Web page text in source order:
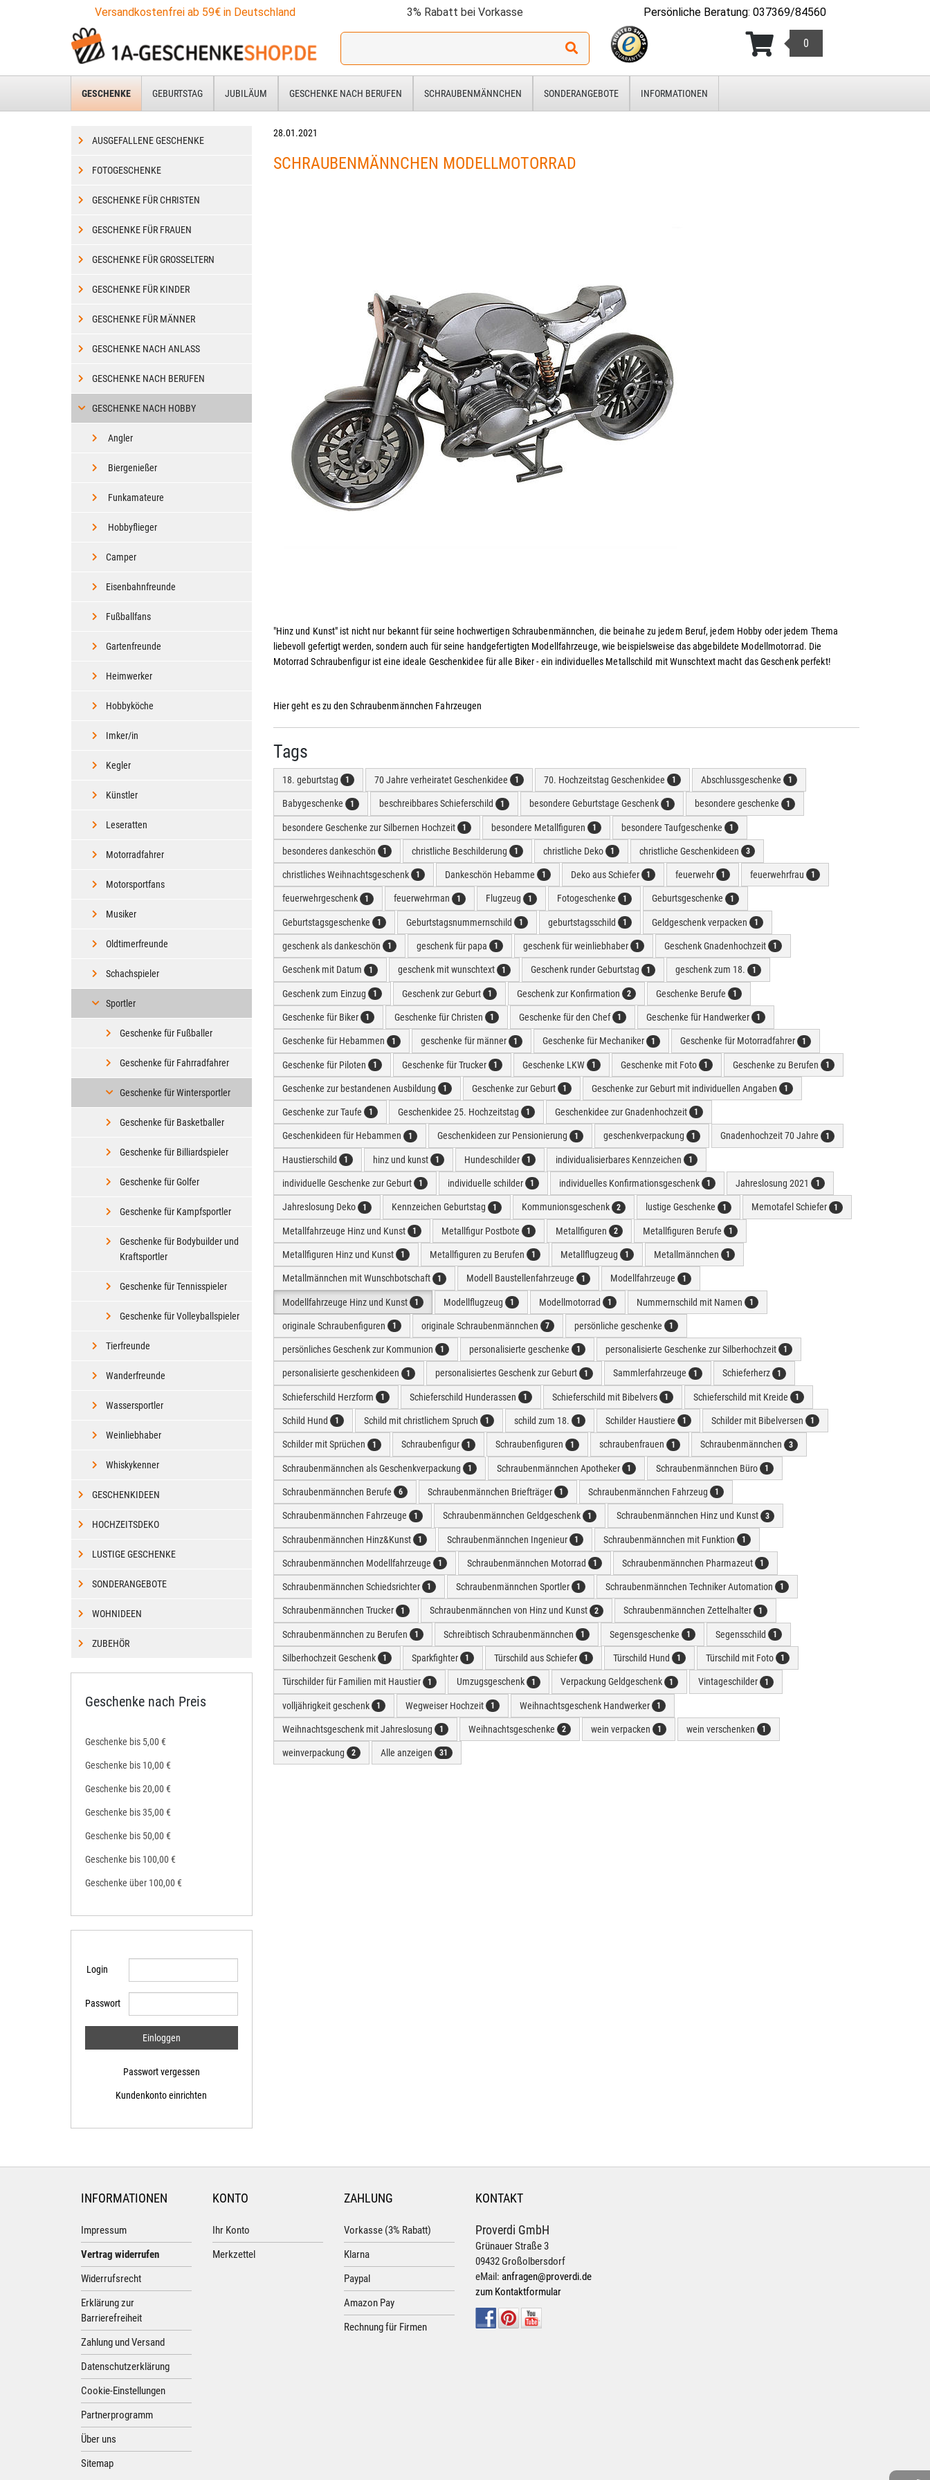
Versandkostenfrei ab 59€ in Deutschland 3% Rabatt bei Vorkasse Persönliche Beratung: 037369/84560
Ich
für:
0
GESCHENKE GEBURTSTAG JUBILÄUM GESCHENKE NACH BERUFEN SCHRAUBENMÄNNCHEN SONDERANGEBOTE INFORMATIONEN
28.01.2021
SCHRAUBENMÄNNCHEN MODELLMOTORRAD
"Hinz und Kunst" ist nicht nur bekannt für seine hochwertigen Schraubenmännchen, die beinahe zu jedem Beruf, jedem Hobby oder jedem Thema
liebevoll gefertigt werden, sondern auch für seine handgefertigten Modellfahrzeuge, wie beispielsweise das abgebildete Modellmotorrad. Die
Motorrad Schraubenfigur ist eine ideale Geschenkidee für alle Biker - ein individuelles Metallschild mit Wunschtext macht das Geschenk perfekt!
Hier geht es zu den Schraubenmännchen Fahrzeugen
Tags
18. geburtstag 1 70 Jahre verheiratet Geschenkidee 1 70. Hochzeitstag Geschenkidee 1 Abschlussgeschenke 1
Babygeschenke 1 beschreibbares Schieferschild 1 besondere Geburtstage Geschenk 1 besondere geschenke 1
besondere Geschenke zur Silbernen Hochzeit 1 besondere Metallfiguren 1 besondere Taufgeschenke 1
besonderes dankeschön 1 christliche Beschilderung 1 christliche Deko 1 christliche Geschenkideen 3
christliches Weihnachtsgeschenk 1 Dankeschön Hebamme 1 Deko aus Schiefer 1 feuerwehr 1 feuerwehrfrau 1
feuerwehrgeschenk 1 feuerwehrman 1 Flugzeug 1 Fotogeschenke 1 Geburtsgeschenke 1
Geburtstagsgeschenke 1 Geburtstagsnummernschild 1 geburtstagsschild 1 Geldgeschenk verpacken 1
geschenk als dankeschön 1 geschenk für papa 1 geschenk für weinliebhaber 1 Geschenk Gnadenhochzeit 1
Geschenk mit Datum 1 geschenk mit wunschtext 1 Geschenk runder Geburtstag 1 geschenk zum 18. 1
Geschenk zum Einzug 1 Geschenk zur Geburt 1 Geschenk zur Konfirmation 2 Geschenke Berufe 1
Geschenke für Biker 1 Geschenke für Christen 1 Geschenke für den Chef 1 Geschenke für Handwerker 1
Geschenke für Hebammen 1 geschenke für männer 1 Geschenke für Mechaniker 1 Geschenke für Motorradfahrer 1
Geschenke für Piloten 1 Geschenke für Trucker 1 Geschenke LKW 1 Geschenke mit Foto 1 Geschenke zu Berufen 1
Geschenke zur bestandenen Ausbildung 1 Geschenke zur Geburt 1 Geschenke zur Geburt mit individuellen Angaben 1
Geschenke zur Taufe 1 Geschenkidee 25. Hochzeitstag 1 Geschenkidee zur Gnadenhochzeit 1
Geschenkideen für Hebammen 1 Geschenkideen zur Pensionierung 1 geschenkverpackung 1 Gnadenhochzeit 70 Jahre 1
Haustierschild 1 hinz und kunst 1 Hundeschilder 1 individualisierbares Kennzeichen 1
individuelle Geschenke zur Geburt 1 individuelle schilder 1 individuelles Konfirmationsgeschenk 1 Jahreslosung 2021 1
Jahreslosung Deko 1 Kennzeichen Geburtstag 1 Kommunionsgeschenk 2 lustige Geschenke 1 Memotafel Schiefer 1
Metallfahrzeuge Hinz und Kunst 1 Metallfigur Postbote 1 Metallfiguren 2 Metallfiguren Berufe 1
Metallfiguren Hinz und Kunst 1 Metallfiguren zu Berufen 1 Metallflugzeug 1 Metallmännchen 1
Metallmännchen mit Wunschbotschaft 1 Modell Baustellenfahrzeuge 1 Modellfahrzeuge 1
Modellfahrzeuge Hinz und Kunst 1 Modellflugzeug 1 Modellmotorrad 1 Nummernschild mit Namen 1
originale Schraubenfiguren 1 originale Schraubenmännchen 7 persönliche geschenke 1
persönliches Geschenk zur Kommunion 1 personalisierte geschenke 1 personalisierte Geschenke zur Silberhochzeit 1
personalisierte geschenkideen 1 personalisiertes Geschenk zur Geburt 1 Sammlerfahrzeuge 1 Schieferherz 1
Schieferschild Herzform 1 Schieferschild Hunderassen 1 Schieferschild mit Bibelvers 1 Schieferschild mit Kreide 1
Schild Hund 1 Schild mit christlichem Spruch 1 schild zum 18. 1 Schilder Haustiere 1 Schilder mit Bibelversen 1
Schilder mit Sprüchen 1 Schraubenfigur 1 Schraubenfiguren 1 schraubenfrauen 1 Schraubenmännchen 3
Schraubenmännchen als Geschenkverpackung 1 Schraubenmännchen Apotheker 1 Schraubenmännchen Büro 1
Schraubenmännchen Berufe 6 Schraubenmännchen Briefträger 1 Schraubenmännchen Fahrzeug 1
Schraubenmännchen Fahrzeuge 1 Schraubenmännchen Geldgeschenk 1 Schraubenmännchen Hinz und Kunst 3
Schraubenmännchen Hinz&Kunst 1 Schraubenmännchen Ingenieur 1 Schraubenmännchen mit Funktion 1
Schraubenmännchen Modellfahrzeuge 1 Schraubenmännchen Motorrad 1 Schraubenmännchen Pharmazeut 1
Schraubenmännchen Schiedsrichter 1 Schraubenmännchen Sportler 1 Schraubenmännchen Techniker Automation 1
Schraubenmännchen Trucker 1 Schraubenmännchen von Hinz und Kunst 2 Schraubenmännchen Zettelhalter 1
Schraubenmännchen zu Berufen 1 Schreibtisch Schraubenmännchen 1 Segensgeschenke 1 Segensschild 1
Silberhochzeit Geschenk 1 Sparkfighter 1 Türschild aus Schiefer 1 Türschild Hund 1 Türschild mit Foto 1
Türschilder für Familien mit Haustier 1 Umzugsgeschenk 1 Verpackung Geldgeschenk 1 Vintageschilder 1
volljährigkeit geschenk 1 Wegweiser Hochzeit 1 Weihnachtsgeschenk Handwerker 1
Weihnachtsgeschenk mit Jahreslosung 1 Weihnachtsgeschenke 2 wein verpacken 1 wein verschenken 1
weinverpackung 2 Alle anzeigen 31
AUSGEFALLENE GESCHENKE
FOTOGESCHENKE
GESCHENKE FÜR CHRISTEN
GESCHENKE FÜR FRAUEN
GESCHENKE FÜR GROSSELTERN
GESCHENKE FÜR KINDER
GESCHENKE FÜR MÄNNER
GESCHENKE NACH ANLASS
GESCHENKE NACH BERUFEN
GESCHENKE NACH HOBBY
Angler
Biergenießer
Funkamateure
Hobbyflieger
Camper
Eisenbahnfreunde
Fußballfans
Gartenfreunde
Heimwerker
Hobbyköche
Imker/in
Kegler
Künstler
Leseratten
Motorradfahrer
Motorsportfans
Musiker
Oldtimerfreunde
Schachspieler
Sportler
Geschenke für Fußballer
Geschenke für Fahrradfahrer
Geschenke für Wintersportler
Geschenke für Basketballer
Geschenke für Billiardspieler
Geschenke für Golfer
Geschenke für Kampfsportler
Geschenke für Bodybuilder und
Kraftsportler
Geschenke für Tennisspieler
Geschenke für Volleyballspieler
Tierfreunde
Wanderfreunde
Wassersportler
Weinliebhaber
Whiskykenner
GESCHENKIDEEN
HOCHZEITSDEKO
LUSTIGE GESCHENKE
SONDERANGEBOTE
WOHNIDEEN
ZUBEHÖR
Geschenke nach Preis
Geschenke bis 5,00 €
Geschenke bis 10,00 €
Geschenke bis 20,00 €
Geschenke bis 35,00 €
Geschenke bis 50,00 €
Geschenke bis 100,00 €
Geschenke über 100,00 €
Login
Passwort
Passwort vergessen
Kundenkonto einrichten
INFORMATIONEN
Impressum
Vertrag widerrufen
Widerrufsrecht
Erklärung zur
Barrierefreiheit
Zahlung und Versand
Datenschutzerklärung
Cookie-Einstellungen
Partnerprogramm
Über uns
Sitemap
KONTO
Ihr Konto
Merkzettel
ZAHLUNG
Vorkasse (3% Rabatt)
Klarna
Paypal
Amazon Pay
Rechnung für Firmen
KONTAKT
Proverdi GmbH
Grünauer Straße 3
09432 Großolbersdorf
eMail: anfragen@proverdi.de
zum Kontaktformular